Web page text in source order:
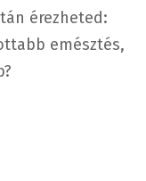
érezheted:
emésztés,